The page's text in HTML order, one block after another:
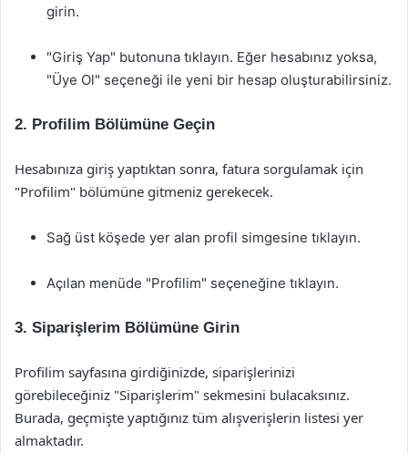
girin.
"Giriş Yap" butonuna tıklayın. Eğer hesabınız yoksa,
"Üye Ol" seçeneği ile yeni bir hesap oluşturabilirsiniz.
2. Profilim Bölümüne Geçin
Hesabınıza giriş yaptıktan sonra, fatura sorgulamak için
"Profilim" bölümüne gitmeniz gerekecek.
Sağ üst köşede yer alan profil simgesine tıklayın.
Açılan menüde "Profilim" seçeneğine tıklayın.
3. Siparişlerim Bölümüne Girin
Profilim sayfasına girdiğinizde, siparişlerinizi
görebileceğiniz "Siparişlerim" sekmesini bulacaksınız.
Burada, geçmişte yaptığınız tüm alışverişlerin listesi yer
almaktadır.